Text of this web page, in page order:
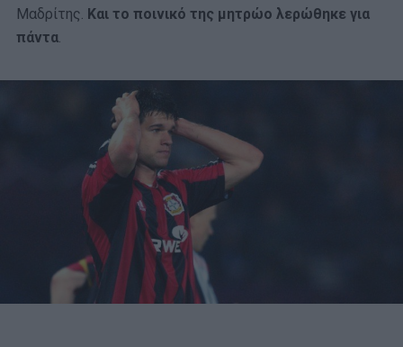
Μαδρίτης. Και το ποινικό της μητρώο λερώθηκε για
πάντα